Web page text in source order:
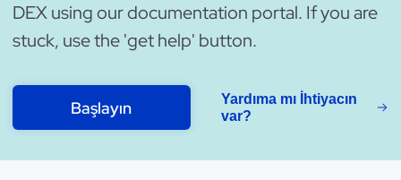
DEX using our documentation portal. If you are
stuck, use the 'get help' button.
Başlayın
Yardıma mı İhtiyacın
var?